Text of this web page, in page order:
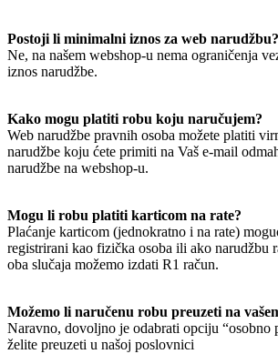
Postoji li minimalni iznos za web narudžbu?
Ne, na našem webshop-u nema ograničenja
iznos narudžbe.
Kako mogu platiti robu koju naručujem?
Web narudžbe pravnih osoba možete platiti
narudžbe koju ćete primiti na Vaš e-mail
narudžbe na webshop-u.
Mogu li robu platiti karticom na rate?
Plaćanje karticom (jednokratno i na rate)
registrirani kao fizička osoba ili ako narudžbu
oba slučaja možemo izdati R1 račun.
Možemo li naručenu robu preuzeti na
Naravno, dovoljno je odabrati opciju “osobno
želite preuzeti u našoj poslovnici